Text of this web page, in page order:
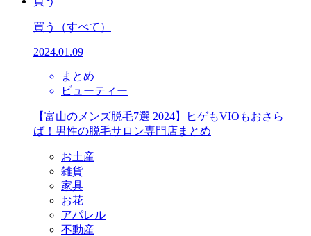
買う （すべて）
2024.01.09
まとめ
ビューティー
【富山のメンズ脱毛7選 2024】ヒゲもVIOもおさら
ば！男性の脱毛サロン専門店まとめ
お土産
雑貨
家具
お花
アパレル
不動産